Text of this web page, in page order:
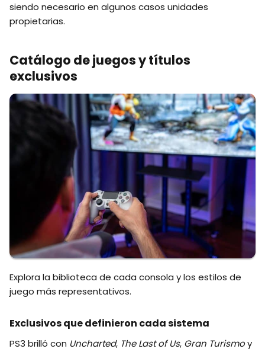
siendo necesario en algunos casos unidades
propietarias.
Catálogo de juegos y títulos
exclusivos
Explora la biblioteca de cada consola y los estilos de
juego más representativos.
Exclusivos que definieron cada sistema
PS3 brilló con Uncharted, The Last of Us, Gran Turismoy